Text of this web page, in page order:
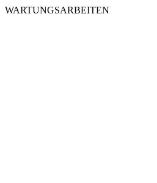
WARTUNGSARBEITEN